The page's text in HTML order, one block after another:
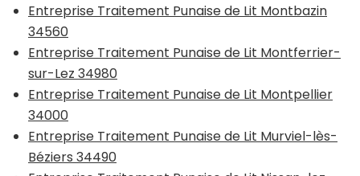
Entreprise Traitement Punaise de Lit Montbazin
34560
Entreprise Traitement Punaise de Lit Montferrier-
sur-Lez 34980
Entreprise Traitement Punaise de Lit Montpellier
34000
Entreprise Traitement Punaise de Lit Murviel-lès-
Béziers 34490